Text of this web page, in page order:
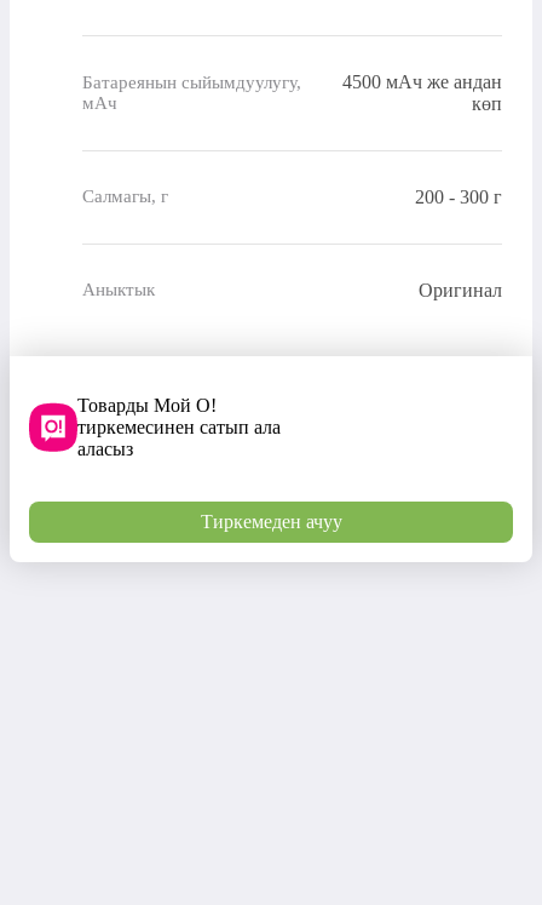
Батареянын сыйымдуулугу,
мАч
4500 мАч же андан
көп
Салмагы, г 200 - 300 г
Аныктык Оригинал
Товарды Мой О!
тиркемесинен сатып ала
аласыз
Тиркемеден ачуу